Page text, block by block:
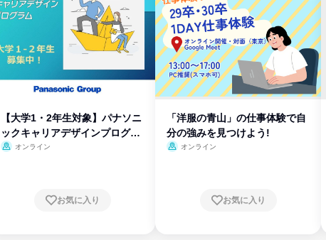
【大学1・2年生対象】パナソニ
ックキャリアデザインプログラ
ム
オンライン
お気に入り
「洋服の青山」の仕事体験で自
分の強みを見つけよう!
オンライン
お気に入り